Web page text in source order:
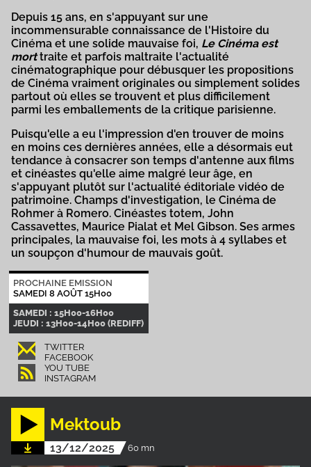
Depuis 15 ans, en s'appuyant sur une
incommensurable connaissance de l'Histoire du
Cinéma et une solide mauvaise foi, Le Cinéma est
morttraite et parfois maltraite l'actualité
cinématographique pour débusquer les propositions
de Cinéma vraiment originales ou simplement solides
partout où elles se trouvent et plus difficilement
parmi les emballements de la critique parisienne.
Puisqu'elle a eu l'impression d'en trouver de moins
en moins ces dernières années, elle a désormais eut
tendance à consacrer son temps d'antenne aux films
et cinéastes qu'elle aime malgré leur âge, en
s'appuyant plutôt sur l'actualité éditoriale vidéo de
patrimoine. Champs d'investigation, le Cinéma de
Rohmer à Romero. Cinéastes totem, John
Cassavettes, Maurice Pialat et Mel Gibson. Ses armes
principales, la mauvaise foi, les mots à 4 syllabes et
un soupçon d'humour de mauvais goût.
PROCHAINE EMISSION
SAMEDI 8 AOÛT 15H00
SAMEDI : 15H00-16H00
JEUDI : 13H00-14H00 (REDIFF)
TWITTER
FACEBOOK
YOU TUBE
INSTAGRAM
Mektoub
13/12/2025 60 mn